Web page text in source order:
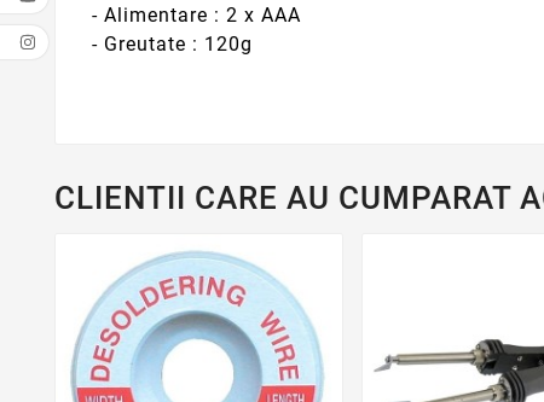
- Alimentare : 2 x AAA
- Greutate : 120g
CLIENTII CARE AU CUMPARAT